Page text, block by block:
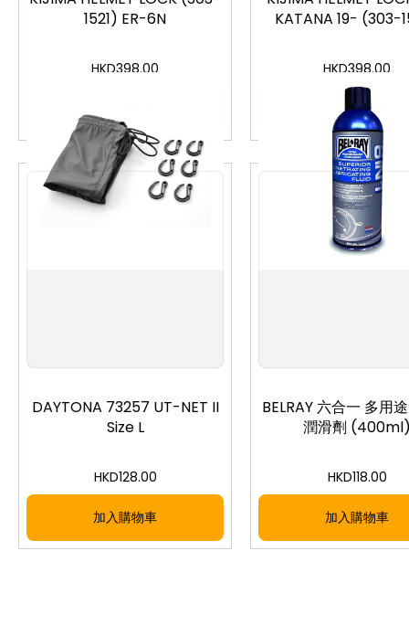
1521) ER-6N
HKD398.00
KATANA 19- (303-
HKD398.00
加入購物車
DAYTONA 73257 UT-NET II
Size L
HKD128.00
加入購物車
BELRAY 六合一 多用
潤滑劑
HKD118.00
加入購物車